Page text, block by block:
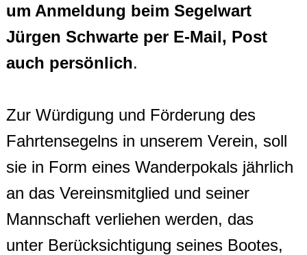
um Anmeldung beim Segelwart
Jürgen Schwarte per E-Mail, Post
auch persönlich.
Zur Würdigung und Förderung des
Fahrtensegelns in unserem Verein, soll
sie in Form eines Wanderpokals jährlich
an das Vereinsmitglied und seiner
Mannschaft verliehen werden, das
unter Berücksichtigung seines Bootes,